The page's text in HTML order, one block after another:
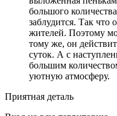
большого
заблудится. Так что
жителей. Поэтому
тому же, он
суток. А с
большим
уютную атмосферу.
Приятная деталь